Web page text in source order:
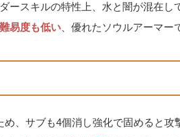
ースキルの特性上、水と闇が混在し
易度も低い 、優れたソウルアーマー
、サブも4個消し強化で固めると攻